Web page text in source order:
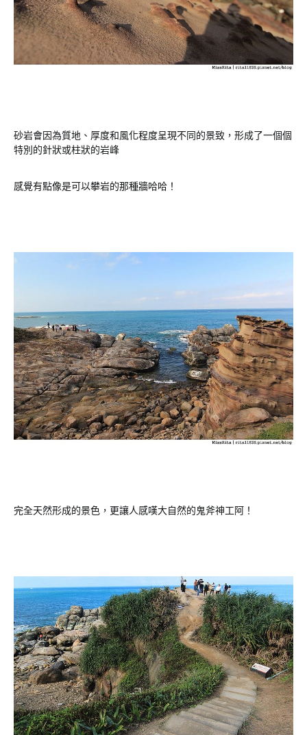
砂岩會因為質地、厚度和風化程度呈現不同的景致，形成了一個個
特別的針狀或柱狀的岩峰
感覺有點像是可以攀岩的那種牆哈哈！
完全天然形成的景色，更讓人感嘆大自然的鬼斧神工阿！